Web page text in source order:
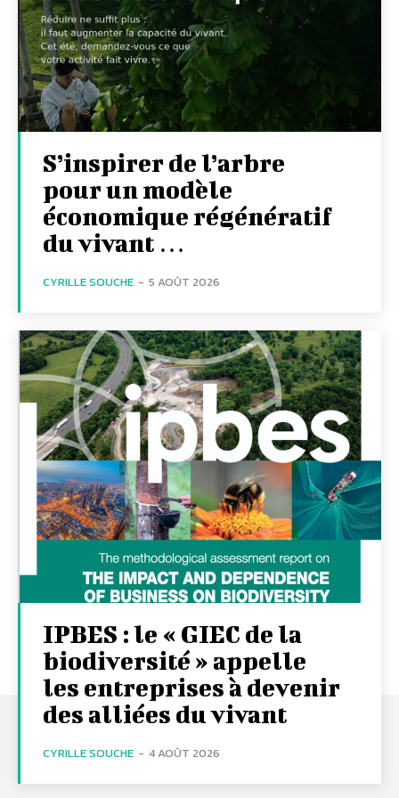
S’inspirer de l’arbre
pour un modèle
économique régénératif
du vivant …
CYRILLE SOUCHE - 5 AOÛT 2026
IPBES : le « GIEC de la
biodiversité » appelle
les entreprises à devenir
des alliées du vivant
CYRILLE SOUCHE - 4 AOÛT 2026